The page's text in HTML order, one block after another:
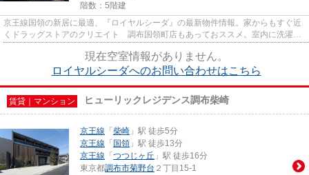
階数：5階建
京王線国領の新居に最適、『ロイヤルシーダ』の最新物件情報。家からもすぐ近
くドラッグストアのクリエイト 調布国領町店もあっておススメ。室内に洗濯機
現在空室情報がありません。
ロイヤルシーダへのお問い合わせはこちら
賃貸｜マンション ヒューリックレジデンス調布柴崎
京王線 「 柴崎 」駅 徒歩5分
京王線 「 国領 」駅 徒歩13分
京王線 「 つつじヶ丘 」駅 徒歩16分
東京都調布市菊野台 ２丁目15-1